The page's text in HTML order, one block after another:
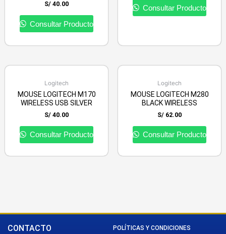
S/ 40.00
Consultar Producto
Consultar Producto
Logitech
MOUSE LOGITECH M170
WIRELESS USB SILVER
S/ 40.00
Consultar Producto
Logitech
MOUSE LOGITECH M280
BLACK WIRELESS
S/ 62.00
Consultar Producto
CONTACTO POLÍTICAS Y CONDICIONES